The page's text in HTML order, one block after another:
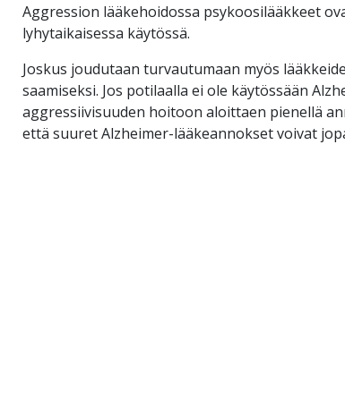
Aggression lääkehoidossa psykoosilääkkeet
lyhytaikaisessa käytössä.
Joskus joudutaan turvautumaan myös
saamiseksi. Jos potilaalla ei ole käytössään
aggressiivisuuden hoitoon aloittaen pienellä
että suuret Alzheimer-lääkeannokset voivat